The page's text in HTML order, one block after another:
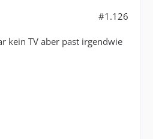
#1.126
kein TV aber past irgendwie